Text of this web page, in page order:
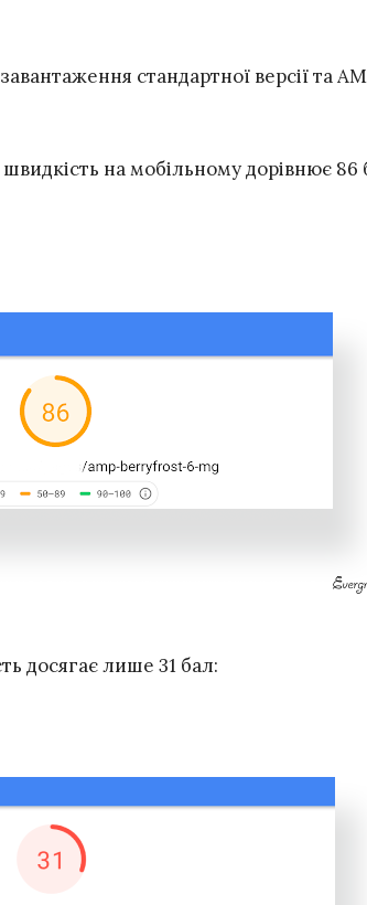
стандартної версії та
швидкість на мобільному дорівнює 86
досягає лише 31 бал: